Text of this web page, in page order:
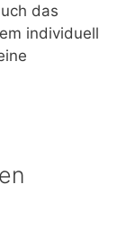
das
individuell